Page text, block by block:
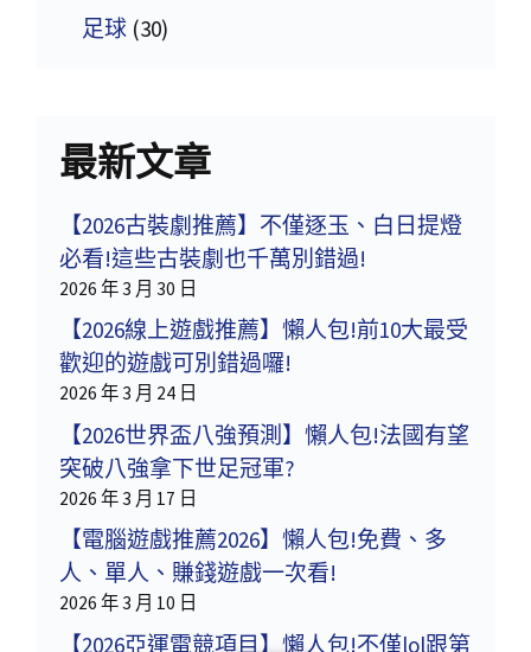
足球 (30)
最新文章
【2026古裝劇推薦】不僅逐玉、白日提燈
必看!這些古裝劇也千萬別錯過!
2026 年 3 月 30 日
【2026線上遊戲推薦】懶人包!前10大最受
歡迎的遊戲可別錯過囉!
2026 年 3 月 24 日
【2026世界盃八強預測】懶人包!法國有望
突破八強拿下世足冠軍?
2026 年 3 月 17 日
【電腦遊戲推薦2026】懶人包!免費、多
人、單人、賺錢遊戲一次看!
2026 年 3 月 10 日
【2026亞運電競項目】懶人包!不僅lol跟第